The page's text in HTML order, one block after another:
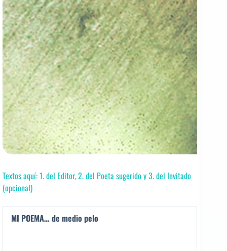
Textos aquí: 1. del Editor, 2. del Poeta sugerido y 3. del Invitado
(opcional)
MI POEMA… de medio pelo